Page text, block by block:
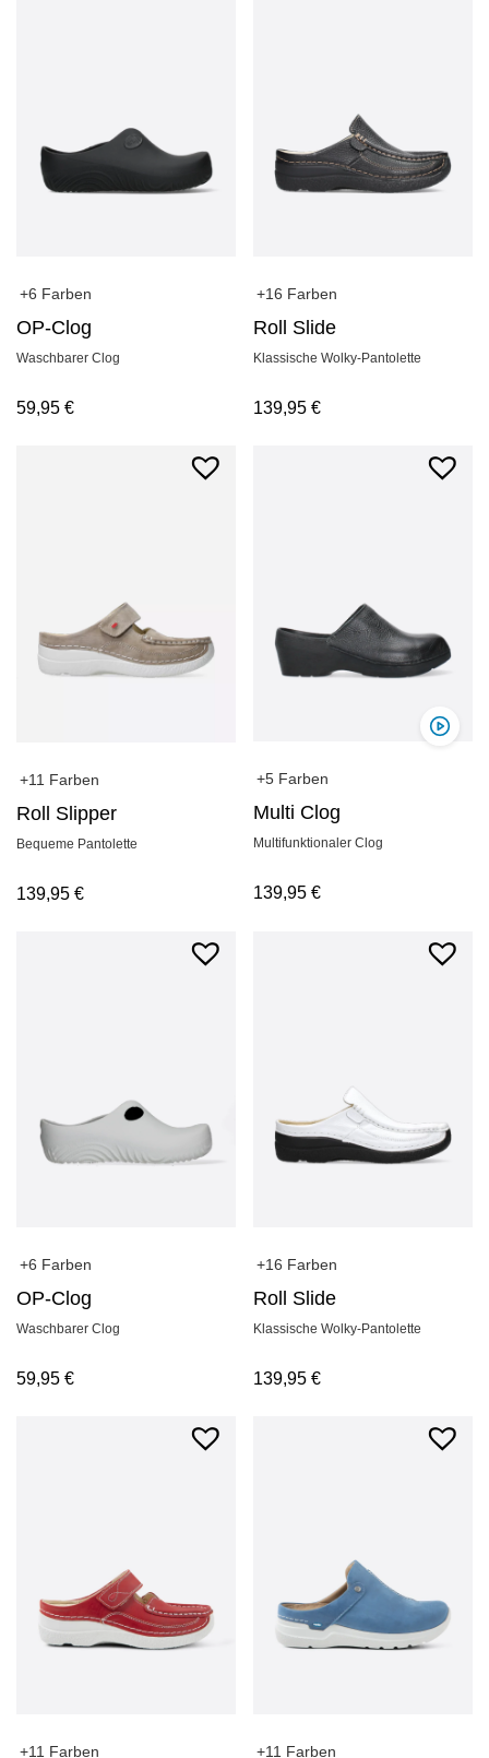
+6 Farben
OP-Clog
Waschbarer Clog
59,95 €
+16 Farben
Roll Slide
Klassische Wolky-Pantolette
139,95€
+11 Farben
Roll Slipper
Bequeme Pantolette
139,95 €
+5 Farben
Multi Clog
Multifunktionaler Clog
139,95€
+6 Farben
OP-Clog
Waschbarer Clog
59,95 €
+16 Farben
Roll Slide
Klassische Wolky-Pantolette
139,95€
+11 Farben +11 Farben